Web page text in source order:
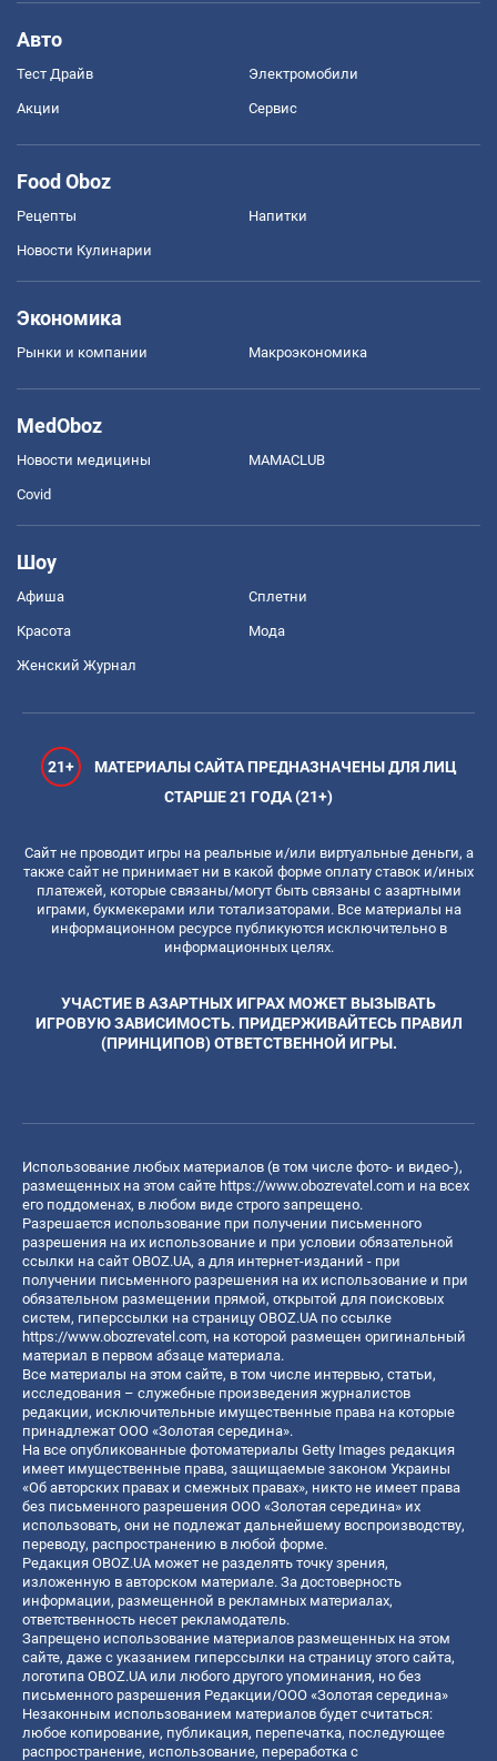
Авто
Тест Драйв Электромобили
Акции Сервис
Food Oboz
Рецепты Напитки
Новости Кулинарии
Экономика
Рынки и компании Mакроэкономика
MedOboz
Новости медицины MAMACLUB
Covid
Шоу
Афиша Сплетни
Красота Мода
Женский Журнал
21+
МАТЕРИАЛЫ САЙТА ПРЕДНАЗНАЧЕНЫ ДЛЯ ЛИЦ
СТАРШЕ 21 ГОДА (21+)
Сайт не проводит игры на реальные и/или виртуальные деньги, а
также сайт не принимает ни в какой форме оплату ставок и/иных
платежей, которые связаны/могут быть связаны с азартными
играми, букмекерами или тотализаторами. Все материалы на
информационном ресурсе публикуются исключительно в
информационных целях.
УЧАСТИЕ В АЗАРТНЫХ ИГРАХ МОЖЕТ ВЫЗЫВАТЬ
ИГРОВУЮ ЗАВИСИМОСТЬ. ПРИДЕРЖИВАЙТЕСЬ ПРАВИЛ
(ПРИНЦИПОВ) ОТВЕТСТВЕННОЙ ИГРЫ.
Использование любых материалов (в том числе фото- и видео-),
размещенных на этом сайте https://www.obozrevatel.com и на всех
его поддоменах, в любом виде строго запрещено.
Разрешается использование при получении письменного
разрешения на их использование и при условии обязательной
ссылки на сайт OBOZ.UA, а для интернет-изданий - при
получении письменного разрешения на их использование и при
обязательном размещении прямой, открытой для поисковых
систем, гиперссылки на страницу OBOZ.UA по ссылке
https://www.obozrevatel.com, на которой размещен оригинальный
материал в первом абзаце материала.
Все материалы на этом сайте, в том числе интервью, статьи,
исследования – служебные произведения журналистов
редакции, исключительные имущественные права на которые
принадлежат ООО «Золотая середина».
На все опубликованные фотоматериалы Getty Images редакция
имеет имущественные права, защищаемые законом Украины
«Об авторских правах и смежных правах», никто не имеет права
без письменного разрешения ООО «Золотая середина» их
использовать, они не подлежат дальнейшему воспроизводству,
переводу, распространению в любой форме.
Редакция OBOZ.UA может не разделять точку зрения,
изложенную в авторском материале. За достоверность
информации, размещенной в рекламных материалах,
ответственность несет рекламодатель.
Запрещено использование материалов размещенных на этом
сайте, даже с указанием гиперссылки на страницу этого сайта,
логотипа OBOZ.UA или любого другого упоминания, но без
письменного разрешения Редакции/ООО «Золотая середина»
Незаконным использованием материалов будет считаться:
любое копирование, публикация, перепечатка, последующее
распространение, использование, переработка с